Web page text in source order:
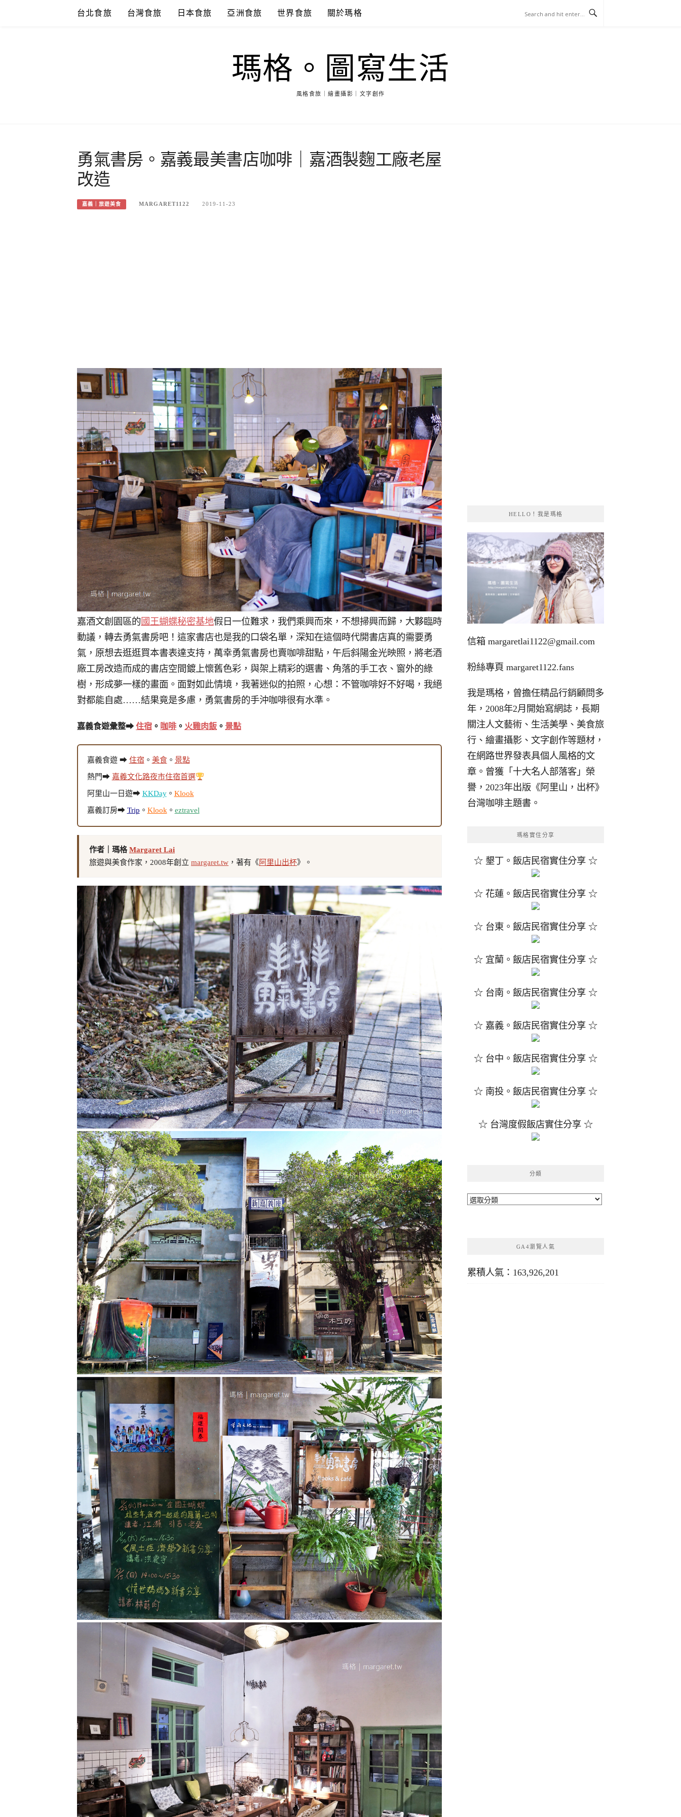
台北食旅 台灣食旅 日本食旅 亞洲食旅 世界食旅 關於瑪格
瑪格。圖寫生活
風格食旅｜繪畫攝影｜文字創作
勇氣書房。嘉義最美書店咖啡｜嘉酒製麴工廠老屋
改造
嘉義｜旅遊美食 MARGARET1122 2019-11-23
嘉酒文創園區的 國王蝴蝶秘密基地假日一位難求，我們乘興而來，不想掃興而歸，大夥臨時
動議，轉去勇氣書房吧！這家書店也是我的口袋名單，深知在這個時代開書店真的需要勇
氣，原想去逛逛買本書表達支持，萬幸勇氣書房也賣咖啡甜點，午后斜陽金光映照，將老酒
廠工房改造而成的書店空間鍍上懷舊色彩，與架上精彩的選書、角落的手工衣、窗外的綠
樹，形成夢一樣的畫面。面對如此情境，我著迷似的拍照，心想：不管咖啡好不好喝，我絕
對都能自處……結果竟是多慮，勇氣書房的手沖咖啡很有水準。
嘉義食遊彙整➡ 住宿 。 咖啡 。 火雞肉飯 。 景點
嘉義食遊 ➡ 住宿 。 美食。 景點
熱門➡ 嘉義文化路夜市住宿首選
阿里山一日遊➡ KKDay。 Klook
嘉義訂房➡ Trip 。 Klook 。 eztravel
作者｜瑪格Margaret Lai
旅遊與美食作家，2008年創立 margaret.tw ，著有《阿里山出杯》。
HELLO！我是瑪格
信箱 margaretlai1122@gmail.com
粉絲專頁 margaret1122.fans
我是瑪格，曾擔任精品行銷顧問多
年，2008年2月開始寫網誌，長期
關注人文藝術、生活美學、美食旅
行、繪畫攝影、文字創作等題材，
在網路世界發表具個人風格的文
章。曾獲「十大名人部落客」榮
譽，2023年出版《阿里山，出杯》
台灣咖啡主題書。
瑪格實住分享
☆ 墾丁。飯店民宿實住分享 ☆
☆ 花蓮。飯店民宿實住分享 ☆
☆ 台東。飯店民宿實住分享 ☆
☆ 宜蘭。飯店民宿實住分享 ☆
☆ 台南。飯店民宿實住分享 ☆
☆ 嘉義。飯店民宿實住分享 ☆
☆ 台中。飯店民宿實住分享 ☆
☆ 南投。飯店民宿實住分享 ☆
☆ 台灣度假飯店實住分享 ☆
分類
分
GA4瀏覽人氣
累積人氣：163,926,201